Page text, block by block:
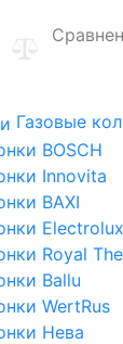
Газовые
BOSCH
Innovita
BAXI
Electrolux
Royal
Ballu
WertRus
Нева